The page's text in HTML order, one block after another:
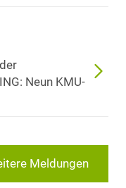
Neun KMU-
Meldungen